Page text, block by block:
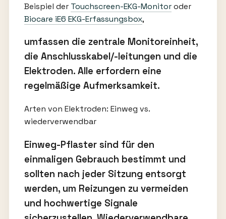
Beispiel der Touchscreen-EKG-Monitoroder
Biocare iE6 EKG-Erfassungsbox,
umfassen die zentrale Monitoreinheit,
die Anschlusskabel/-leitungen und die
Elektroden. Alle erfordern eine
regelmäßige Aufmerksamkeit.
Arten von Elektroden: Einweg vs.
wiederverwendbar
Einweg-Pflaster sind für den
einmaligen Gebrauch bestimmt und
sollten nach jeder Sitzung entsorgt
werden, um Reizungen zu vermeiden
und hochwertige Signale